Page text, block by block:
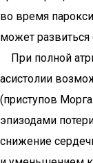
во время
может развиться
При полной
асистолии
(приступов
эпизодами
снижение